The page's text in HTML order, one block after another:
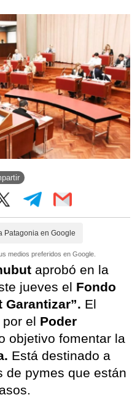
Patagonia en Google
medios preferidos en Google.
aprobó en la
jueves el Fondo
Garantizar”. El
el Poder
objetivo fomentar la
Está destinado a
de pymes que están